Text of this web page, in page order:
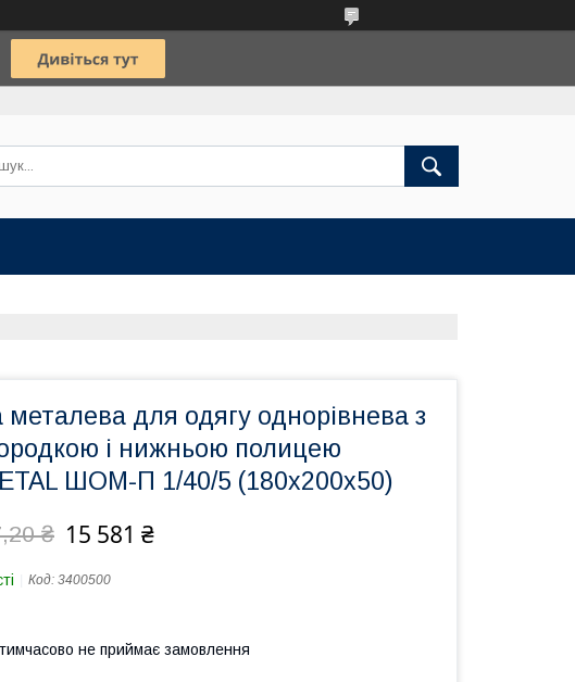
для одягу однорівнева з
і нижньою полицею
ШОМ-П 1/40/5 (180х200х50)
₴ 15 581 ₴
Код: 3400500
не приймає замовлення